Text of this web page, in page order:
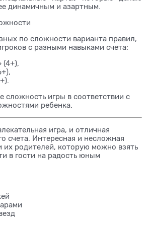
динамичным и азартным.
по сложности варианта правил,
с разными навыками счета:
(4+),
сложность игры в соответствии с
ребенка.
игра, и отличная
счета. Интересная и несложная
их родителей, которую можно взять
в гости на радость юным